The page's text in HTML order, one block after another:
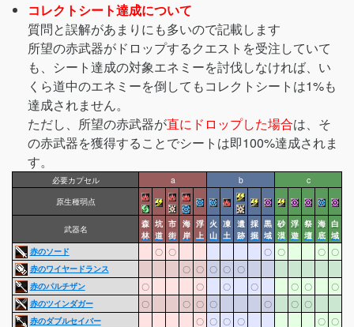
コレクトシート達成について
質問と誤解があまりにも多いので記載します
所望の赤武器がドロップするクエストを受注していて
も、シート達成の対象エネミーを討伐しなければ、い
くら道中のエネミーを倒してもコレクトシートは1%も
達成されません。
ただし、所望の赤武器が直にドロップした場合は、そ
の赤武器を獲得することでシートは即100%達成されま
す。
必要カプセル a b
c
原生種弱点
武器名
森
林
坑
道
市
街
海
岸
浮
上
火
山
凍
土
遺
跡
採
掘
黒
域
砂
漠
浮
遊
祭
壇
海
底
白
域
赤のソード 〇 〇 〇 〇 〇 〇
赤のワイヤードランス
〇 〇 〇 〇 〇
赤のパルチザン
〇 〇 〇 〇 〇 〇
〇
赤のツインダガー
〇 〇 〇 〇 〇 〇 〇
赤のダブルセイバー
〇 〇 〇 〇 〇 〇